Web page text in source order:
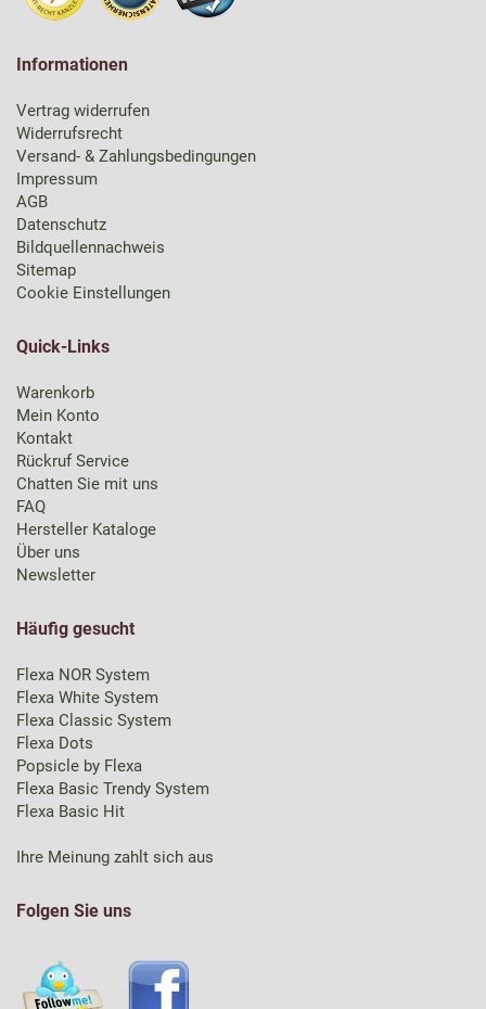
Informationen
Vertrag widerrufen
Widerrufsrecht
Versand- & Zahlungsbedingungen
Impressum
AGB
Datenschutz
Bildquellennachweis
Sitemap
Cookie Einstellungen
Quick-Links
Warenkorb
Mein Konto
Kontakt
Rückruf Service
Chatten Sie mit uns
FAQ
Hersteller Kataloge
Über uns
Newsletter
Häufig gesucht
Flexa NOR System
Flexa White System
Flexa Classic System
Flexa Dots
Popsicle by Flexa
Flexa Basic Trendy System
Flexa Basic Hit
Ihre Meinung zahlt sich aus
Folgen Sie uns